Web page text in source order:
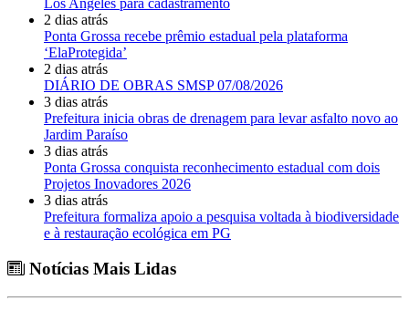
Los Angeles para cadastramento
2 dias atrás
Ponta Grossa recebe prêmio estadual pela plataforma
‘ElaProtegida’
2 dias atrás
DIÁRIO DE OBRAS SMSP 07/08/2026
3 dias atrás
Prefeitura inicia obras de drenagem para levar asfalto novo ao
Jardim Paraíso
3 dias atrás
Ponta Grossa conquista reconhecimento estadual com dois
Projetos Inovadores 2026
3 dias atrás
Prefeitura formaliza apoio a pesquisa voltada à biodiversidade
e à restauração ecológica em PG
Notícias Mais Lidas